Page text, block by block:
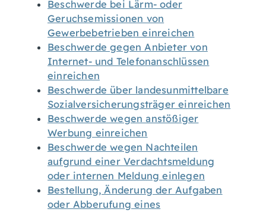
Beschwerde bei Lärm- oder
Geruchsemissionen von
Gewerbebetrieben einreichen
Beschwerde gegen Anbieter von
Internet- und Telefonanschlüssen
einreichen
Beschwerde über landesunmittelbare
Sozialversicherungsträger einreichen
Beschwerde wegen anstößiger
Werbung einreichen
Beschwerde wegen Nachteilen
aufgrund einer Verdachtsmeldung
oder internen Meldung einlegen
Bestellung, Änderung der Aufgaben
oder Abberufung eines